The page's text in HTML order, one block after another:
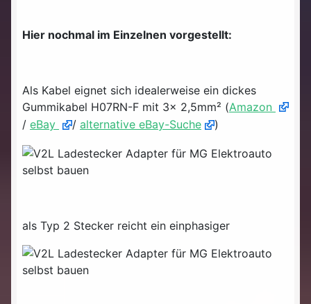
Hier nochmal im Einzelnen vorgestellt:
Als Kabel eignet sich idealerweise ein dickes
Gummikabel H07RN-F mit 3x 2,5mm² (Amazon
/ eBay / alternative eBay-Suche )
als Typ 2 Stecker reicht ein einphasiger